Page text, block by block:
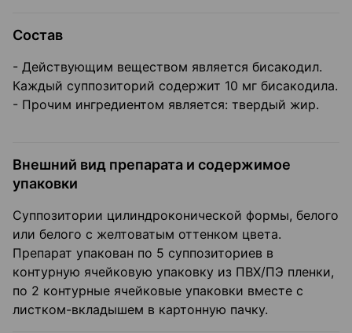
Состав
- Действующим веществом является бисакодил.
Каждый суппозиторий содержит 10 мг бисакодила.
- Прочим ингредиентом является: твердый жир.
Внешний вид препарата и содержимое
упаковки
Суппозитории цилиндроконической формы, белого
или белого с желтоватым оттенком цвета.
Препарат упакован по 5 суппозиториев в
контурную ячейковую упаковку из ПВХ/ПЭ пленки,
по 2 контурные ячейковые упаковки вместе с
листком-вкладышем в картонную пачку.